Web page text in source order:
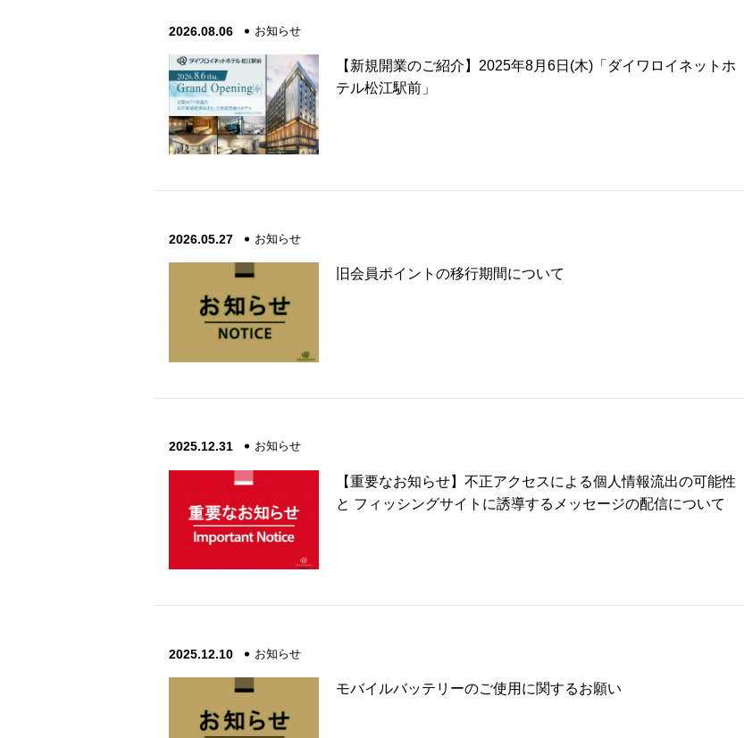
2026.08.06 お知らせ
【新規開業のご紹介】2025年8月6日(木)「ダイワロイネットホ
テル松江駅前」
2026.05.27 お知らせ
旧会員ポイントの移行期間について
2025.12.31 お知らせ
【重要なお知らせ】不正アクセスによる個人情報流出の可能性
と フィッシングサイトに誘導するメッセージの配信について
2025.12.10 お知らせ
モバイルバッテリーのご使用に関するお願い